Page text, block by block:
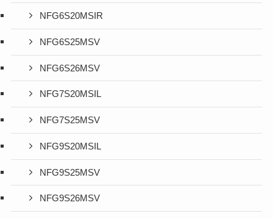
NFG6S20MSIR
NFG6S25MSV
NFG6S26MSV
NFG7S20MSIL
NFG7S25MSV
NFG9S20MSIL
NFG9S25MSV
NFG9S26MSV